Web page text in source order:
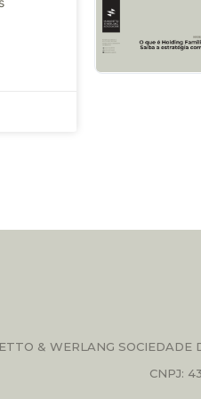
& WERLANG SOCIEDADE
CNPJ: